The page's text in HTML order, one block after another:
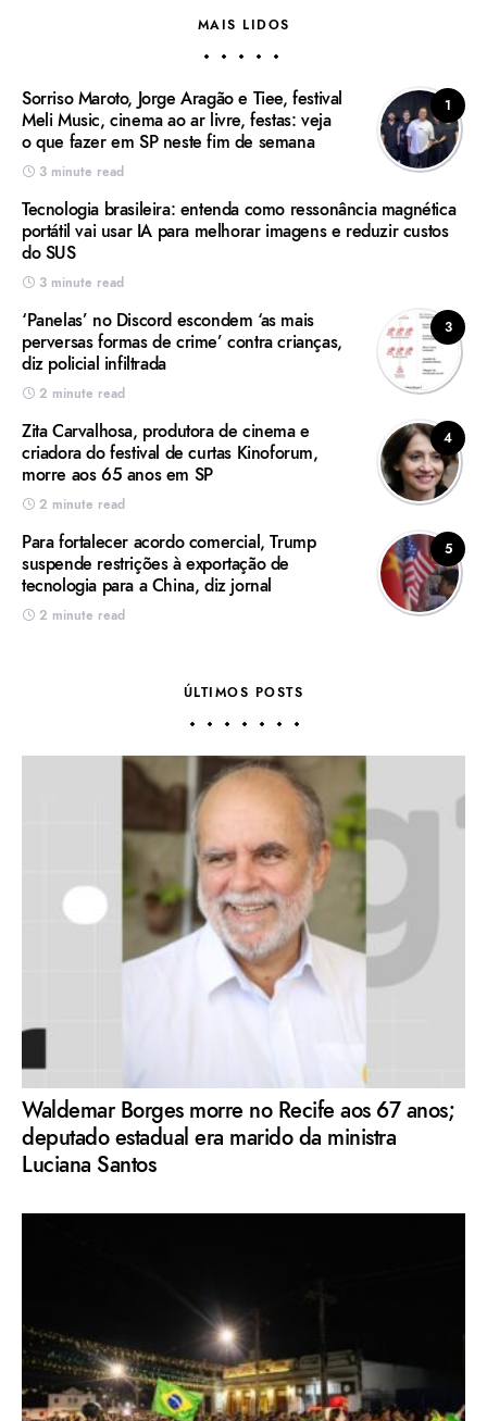
MAIS LIDOS
1
Sorriso Maroto, Jorge Aragão e Tiee, festival
Meli Music, cinema ao ar livre, festas: veja
o que fazer em SP neste fim de semana
3 minute read
Tecnologia brasileira: entenda como ressonância magnética
portátil vai usar IA para melhorar imagens e reduzir custos
do SUS
3 minute read
3
‘Panelas’ no Discord escondem ‘as mais
perversas formas de crime’ contra crianças,
diz policial infiltrada
2 minute read
4
Zita Carvalhosa, produtora de cinema e
criadora do festival de curtas Kinoforum,
morre aos 65 anos em SP
2 minute read
5
Para fortalecer acordo comercial, Trump
suspende restrições à exportação de
tecnologia para a China, diz jornal
2 minute read
ÚLTIMOS POSTS
Waldemar Borges morre no Recife aos 67 anos;
deputado estadual era marido da ministra
Luciana Santos